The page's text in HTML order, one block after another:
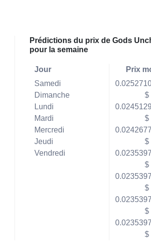
Prédictions du prix de Gods
pour la semaine
Jour
Samedi
Dimanche
Lundi
Mardi
Mercredi
Jeudi
Vendredi
Prix
$
$
$
$
$
$
$